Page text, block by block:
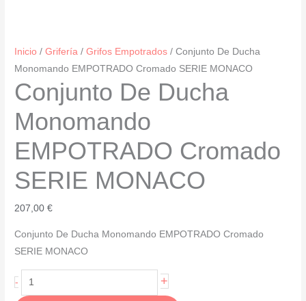
Inicio /Grifería /Grifos Empotrados / Conjunto De Ducha
Monomando EMPOTRADO Cromado SERIE MONACO
Conjunto De Ducha
Monomando
EMPOTRADO Cromado
SERIE MONACO
207,00€
Conjunto De Ducha Monomando EMPOTRADO Cromado
SERIE MONACO
-
Conjunto
De
+